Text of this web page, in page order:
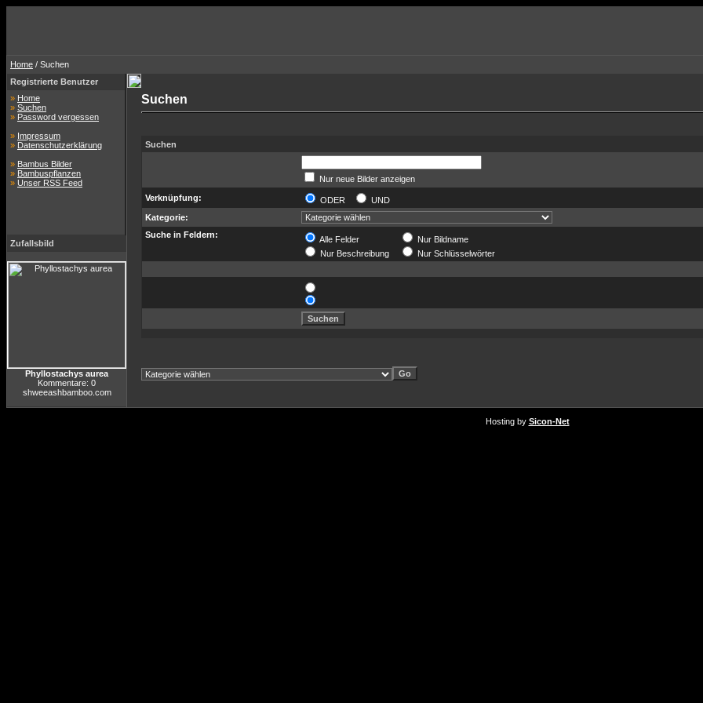
Home / Suchen
Registrierte Benutzer
» Home
» Suchen
» Password vergessen
» Impressum
» Datenschutzerklärung
» Bambus Bilder
» Bambuspflanzen
» Unser RSS Feed
Zufallsbild
Phyllostachys aurea
Kommentare: 0
shweeashbamboo.com
Suchen
Suchen
Nur neue Bilder anzeigen
Verknüpfung:
ODER
UND
Kategorie:
Suche in Feldern:
Alle Felder
Nur Bildname
Nur Beschreibung
Nur Schlüsselwörter
Hosting by Sicon-Net